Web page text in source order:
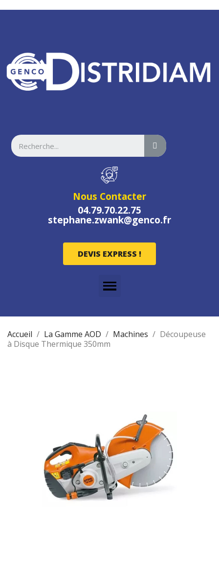
Nous Contacter
04.79.70.22.75
stephane.zwank@genco.fr
DEVIS EXPRESS !
Accueil La Gamme AOD Machines
Découpeuse
à Disque Thermique 350mm